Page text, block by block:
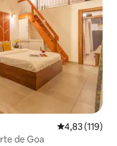
4,83 de uma
4,83 (119)
de Goa